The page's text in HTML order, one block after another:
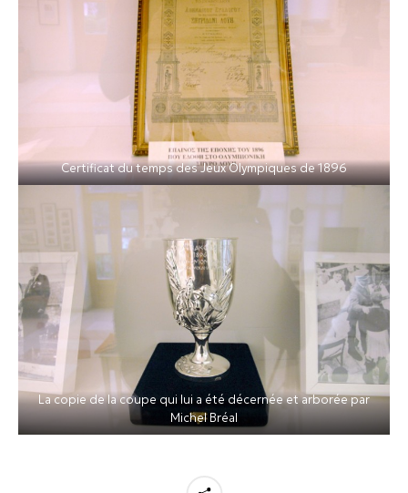
Certificat du temps des Jeux Olympiques de 1896
La copie de la coupe qui lui a été décernée et arborée par
Michel Bréal